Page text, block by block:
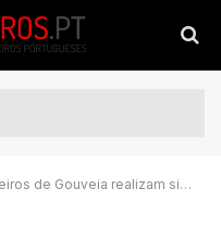
realizam simulacro de Acidente multivítimas – FOTORREPORTAGEM